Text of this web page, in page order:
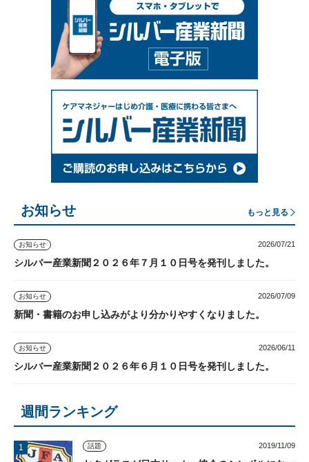
お知らせ もっと見る
お知らせ 2026/07/21
シルバー産業新聞２０２６年７月１０日号を発刊しました。
お知らせ 2026/07/09
新聞・書籍のお申し込みがより分かりやすくなりました。
お知らせ 2026/06/11
シルバー産業新聞２０２６年６月１０日号を発刊しました。
週間ランキング
話題 2019/11/09